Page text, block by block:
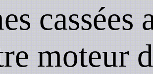
cassées
moteur